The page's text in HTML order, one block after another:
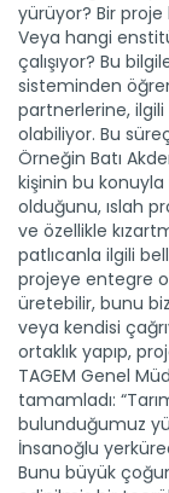
yürüyor? Bir
Veya hangi
çalışıyor? Bu
sisteminden
partnerlerine, ilgili
olabiliyor. Bu
Örneğin Batı
kişinin bu konuyla
olduğunu, ıslah
ve özellikle
patlıcanla ilgili
projeye entegre
üretebilir, bunu
veya kendisi
ortaklık yapıp,
TAGEM Genel
tamamladı:
bulunduğumuz
İnsanoğlu
Bunu büyük
Çeltik
Tarım ve
Devamını Oku ->
Balıkçılıkta
Tarım ve
imza...
Devamını Oku ->